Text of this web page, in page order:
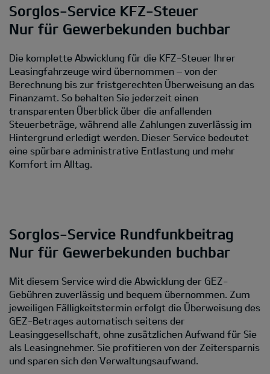
Sorglos-Service KFZ-Steuer
Nur für Gewerbekunden buchbar
Die komplette Abwicklung für die KFZ-Steuer Ihrer
Leasingfahrzeuge wird übernommen – von der
Berechnung bis zur fristgerechten Überweisung an das
Finanzamt. So behalten Sie jederzeit einen
transparenten Überblick über die anfallenden
Steuerbeträge, während alle Zahlungen zuverlässig im
Hintergrund erledigt werden. Dieser Service bedeutet
eine spürbare administrative Entlastung und mehr
Komfort im Alltag.
Sorglos-Service Rundfunkbeitrag
Nur für Gewerbekunden buchbar
Mit diesem Service wird die Abwicklung der GEZ-
Gebühren zuverlässig und bequem übernommen. Zum
jeweiligen Fälligkeitstermin erfolgt die Überweisung des
GEZ-Betrages automatisch seitens der
Leasinggesellschaft, ohne zusätzlichen Aufwand für Sie
als Leasingnehmer. Sie profitieren von der Zeitersparnis
und sparen sich den Verwaltungsaufwand.